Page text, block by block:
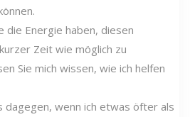
die Energie haben, diesen
Zeit wie möglich zu
Sie mich wissen, wie ich helfen
dagegen, wenn ich etwas öfter als